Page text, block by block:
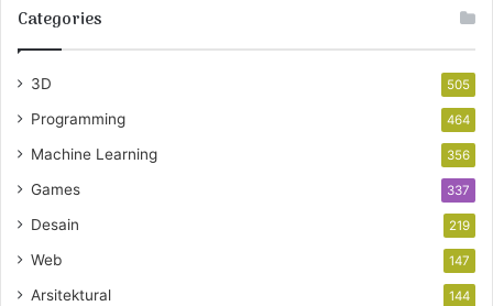
Categories
3D 505
Programming 464
Machine Learning 356
Games 337
Desain 219
Web 147
Arsitektural 144